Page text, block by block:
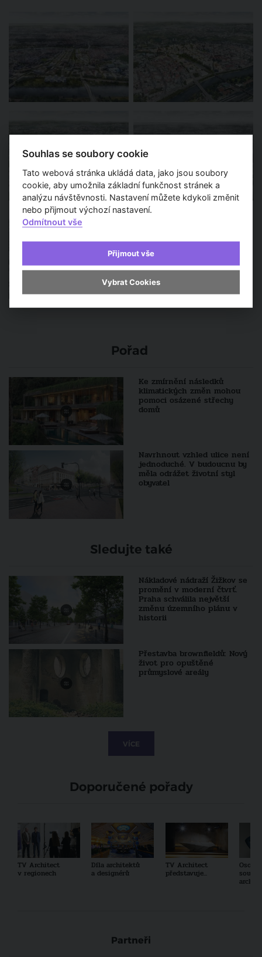
Pořad
Ke zmírnění následků
klimatických změn mohou
pomoci osázené střechy
domů
Navrhnout vzhled ulice není
jednoduché. V budoucnu by
měla odrážet životní styl
obyvatel
Sledujte také
Nákladové nádraží Žižkov se
promění v moderní čtvrť.
Praha schválila největší
změnu územního plánu v
historii
Přestavba brownfieldů: Nový
život pro opuštěné
průmyslové areály
VÍCE
Doporučené pořady
TV Architect
v regionech
Díla architektů
a designérů
TV Architect
představuje...
Partneři
Souhlas se soubory cookie
Tato webová stránka ukládá data, jako jsou soubory
cookie, aby umožnila základní funkčnost stránek a
analýzu návštěvnosti. Nastavení můžete kdykoli změnit
nebo přijmout výchozí nastavení.
Odmítnout vše
Přijmout vše
Vybrat Cookies